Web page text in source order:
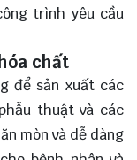
trình yêu cầu
chất
để sản xuất các
thuật và các
mòn và dễ dàng